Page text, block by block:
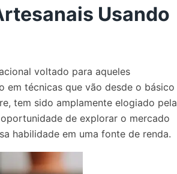
Usando
voltado para aqueles
em técnicas que vão desde o básico
tem sido amplamente elogiado pela
de explorar o mercado
habilidade em uma fonte de renda.